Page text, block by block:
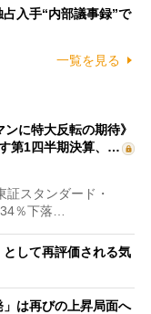
占入手“内部議事録”で
一覧を見る
ンに特大反転の期待》
第1四半期決算、…
スタンダード・
％下落…
して再評価される気
は再びの上昇局面へ